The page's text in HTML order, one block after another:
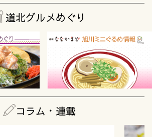
道北グルメめぐり
コラム・連載